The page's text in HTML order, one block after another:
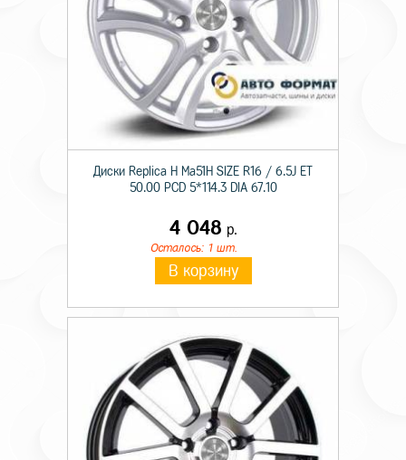
Диски Replica H Ma51H SIZE R16 / 6.5J ET
50.00 PCD 5*114.3 DIA 67.10
4 048 р.
Осталось: 1 шт.
В корзину